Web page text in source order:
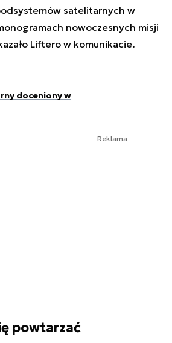
satelitarnych w
nowoczesnych misji
Liftero w komunikacie.
doceniony w
Reklama
powtarzać